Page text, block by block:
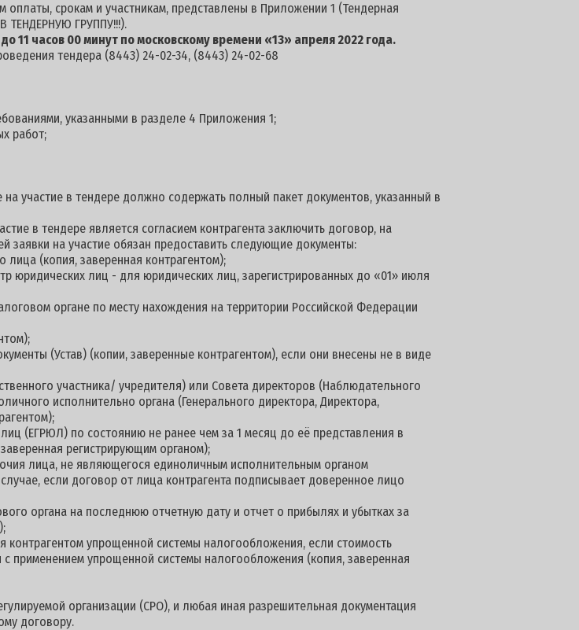
срокам и участникам, представлены в Приложении 1 (Тендерная
ТЕНДЕРНУЮ ГРУППУ!!!).
11 часов 00 минут по московскому времени «13» апреля 2022 года.
тендера (8443) 24-02-34, (8443) 24-02-68
указанными в разделе 4 Приложения 1;
работ;
участие в тендере должно содержать полный пакет документов, указанный в
в тендере является согласием контрагента заключить договор, на
заявки на участие обязан предоставить следующие документы:
лица (копия, заверенная контрагентом);
юридических лиц - для юридических лиц, зарегистрированных до «01» июля
органе по месту нахождения на территории Российской Федерации
(Устав) (копии, заверенные контрагентом), если они внесены не в виде
участника/ учредителя) или Совета директоров (Наблюдательного
исполнительно органа (Генерального директора, Директора,
(ЕГРЮЛ) по состоянию не ранее чем за 1 месяц до её представления в
регистрирующим органом);
лица, не являющегося единоличным исполнительным органом
если договор от лица контрагента подписывает доверенное лицо
органа на последнюю отчетную дату и отчет о прибылях и убытках за
упрощенной системы налогообложения, если стоимость
с применением упрощенной системы налогообложения (копия, заверенная
организации (СРО), и любая иная разрешительная документация
договору.